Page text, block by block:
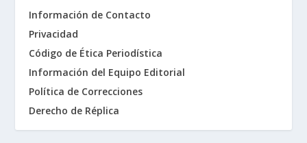
Información de Contacto
Privacidad
Código de Ética Periodística
Información del Equipo Editorial
Política de Correcciones
Derecho de Réplica